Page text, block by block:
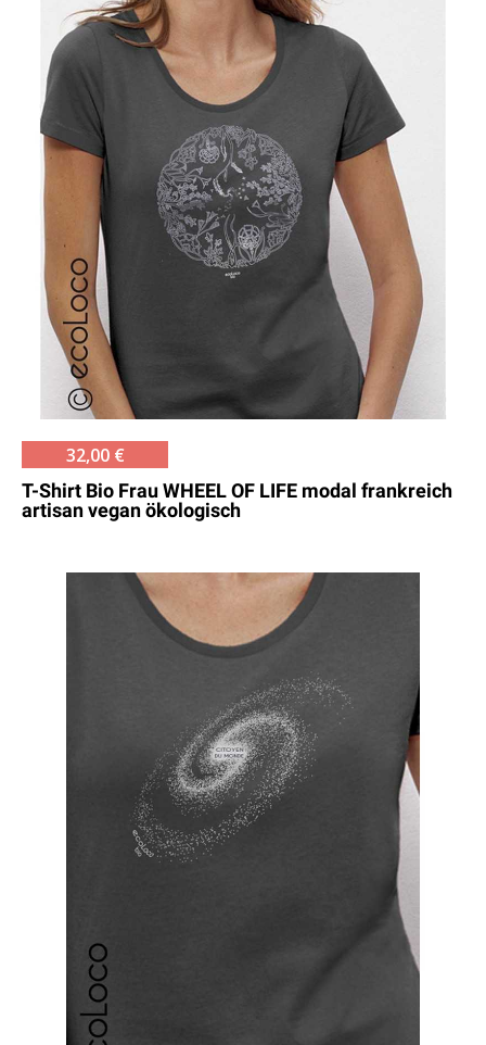
32,00 €
T-Shirt Bio Frau WHEEL OF LIFE modal frankreich
artisan vegan ökologisch